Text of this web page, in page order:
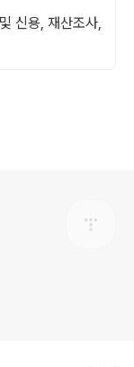
신용, 재산조사,